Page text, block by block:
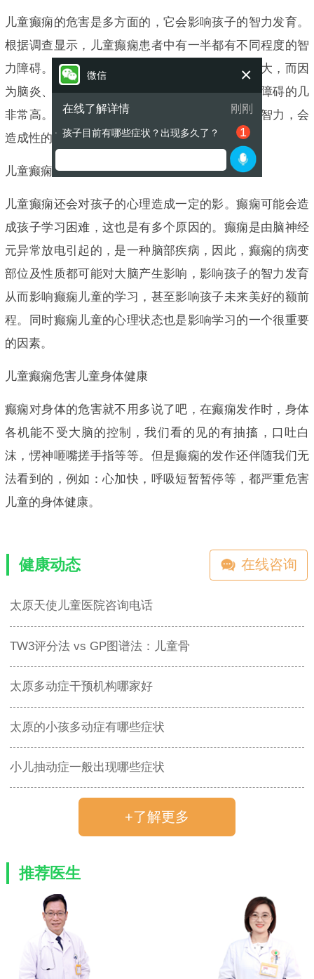
儿童癫痫的危害是多方面的，它会影响孩子的智力发育。
根据调查显示，儿童癫痫患者中有一半都有不同程度的智
力障碍。孩子癫痫发作的越早，对智力的影响越大，而因
为脑炎、严重脑外伤等引起的癫痫导致孩子智力障碍的几
非常高。另外，癫痫持续状态也能够影响孩子的智力，会
造成性的脑损伤。
儿童癫痫危害儿童心理健康
儿童癫痫还会对孩子的心理造成一定的影。癫痫可能会造
成孩子学习困难，这也是有多个原因的。癫痫是由脑神经
元异常放电引起的，是一种脑部疾病，因此，癫痫的病变
部位及性质都可能对大脑产生影响，影响孩子的智力发育
从而影响癫痫儿童的学习，甚至影响孩子未来美好的额前
程。同时癫痫儿童的心理状态也是影响学习的一个很重要
的因素。
儿童癫痫危害儿童身体健康
癫痫对身体的危害就不用多说了吧，在癫痫发作时，身体
各机能不受大脑的控制，我们看的见的有抽搐，口吐白
沫，愣神咂嘴搓手指等等。但是癫痫的发作还伴随我们无
法看到的，例如：心加快，呼吸短暂暂停等，都严重危害
儿童的身体健康。
健康动态 在线咨询
太原天使儿童医院咨询电话
TW3评分法 vs GP图谱法：儿童骨
太原多动症干预机构哪家好
太原的小孩多动症有哪些症状
小儿抽动症一般出现哪些症状
+了解更多
推荐医生
微信 ×
在线了解详情 刚刚
● 孩子目前有哪些症状？出现多久了？ 1